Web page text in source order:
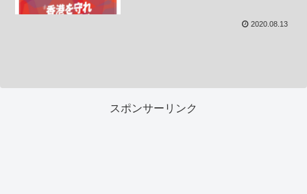
2020.08.13
スポンサーリンク